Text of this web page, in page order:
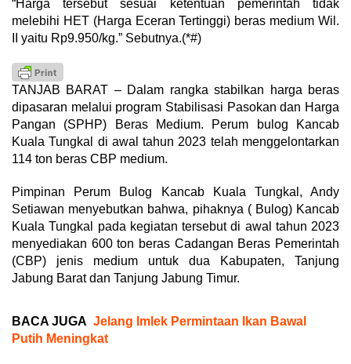
“Harga tersebut sesuai ketentuan pemerintah tidak
melebihi HET (Harga Eceran Tertinggi) beras medium Wil.
II yaitu Rp9.950/kg.” Sebutnya.(*#)
TANJAB BARAT – Dalam rangka stabilkan harga beras
dipasaran melalui program Stabilisasi Pasokan dan Harga
Pangan (SPHP) Beras Medium. Perum bulog Kancab
Kuala Tungkal di awal tahun 2023 telah menggelontarkan
114 ton beras CBP medium.
Pimpinan Perum Bulog Kancab Kuala Tungkal, Andy
Setiawan menyebutkan bahwa, pihaknya ( Bulog) Kancab
Kuala Tungkal pada kegiatan tersebut di awal tahun 2023
menyediakan 600 ton beras Cadangan Beras Pemerintah
(CBP) jenis medium untuk dua Kabupaten, Tanjung
Jabung Barat dan Tanjung Jabung Timur.
BACA JUGA Jelang Imlek Permintaan Ikan Bawal
Putih Meningkat